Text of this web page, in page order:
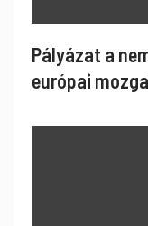
Pályázat a
európai